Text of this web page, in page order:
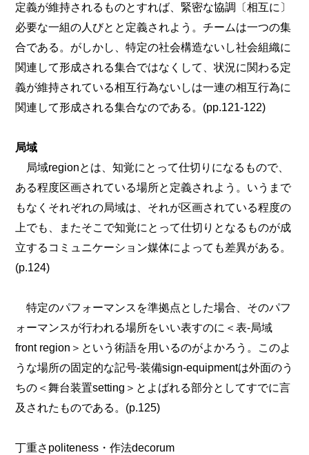
定義が維持されるものとすれば、緊密な協調〔相互に〕
必要な一組の人びとと定義されよう。チームは一つの集
合である。がしかし、特定の社会構造ないし社会組織に
関連して形成される集合ではなくして、状況に関わる定
義が維持されている相互行為ないしは一連の相互行為に
関連して形成される集合なのである。(pp.121-122)
局域
局域regionとは、知覚にとって仕切りになるもので、
ある程度区画されている場所と定義されよう。いうまで
もなくそれぞれの局域は、それが区画されている程度の
上でも、またそこで知覚にとって仕切りとなるものが成
立するコミュニケーション媒体によっても差異がある。
(p.124)
特定のパフォーマンスを準拠点とした場合、そのパフ
ォーマンスが行われる場所をいい表すのに＜表‐局域
front region＞という術語を用いるのがよかろう。このよ
うな場所の固定的な記号‐装備sign-equipmentは外面のう
ちの＜舞台装置setting＞とよばれる部分としてすでに言
及されたものである。(p.125)
丁重さpoliteness・作法decorum